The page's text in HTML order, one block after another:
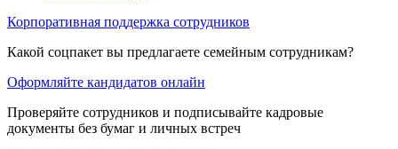
Корпоративная поддержка сотрудников
Какой соцпакет вы предлагаете семейным сотрудникам?
Оформляйте кандидатов онлайн
Проверяйте сотрудников и подписывайте кадровые
документы без бумаг и личных встреч